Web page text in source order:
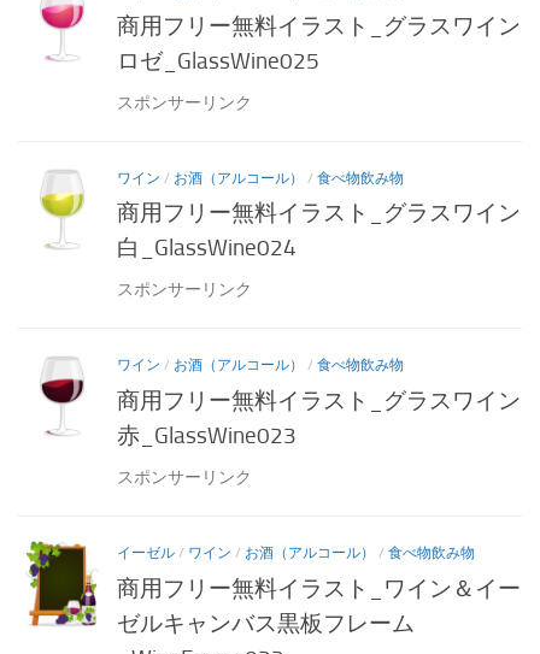
商用フリー無料イラスト_グラスワイン
ロゼ_GlassWine025
スポンサーリンク
ワイン / お酒（アルコール） / 食べ物飲み物
商用フリー無料イラスト_グラスワイン
白_GlassWine024
スポンサーリンク
ワイン / お酒（アルコール） / 食べ物飲み物
商用フリー無料イラスト_グラスワイン
赤_GlassWine023
スポンサーリンク
イーゼル / ワイン / お酒（アルコール） / 食べ物飲み物
商用フリー無料イラスト_ワイン＆イー
ゼルキャンバス黒板フレーム